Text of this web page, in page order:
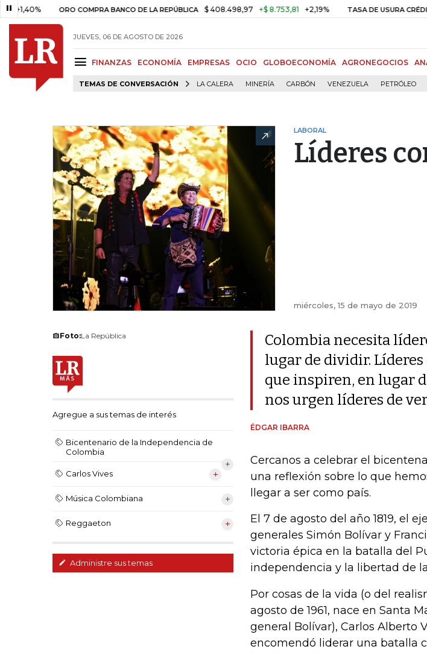
ORO COMPRA BANCO DE LA REPÚBLICA $ 408.498,97 +$ 8.753,81 +2,19% TASA DE USURA CRÉDITO
JUEVES, 06 DE AGOSTO DE 2026
FINANZAS ECONOMÍA EMPRESAS OCIO GLOBOECONOMÍA AGRONEGOCIOS
TEMAS DE CONVERSACIÓN LA CALERA MINERÍA CARBÓN VENEZUELA PETRÓLEO
LABORAL
Líderes
miércoles, 15 de mayo de 2019
Foto:La República
Agregue a sus temas de interés
Bicentenario de la Independencia de
Colombia
Carlos Vives
Música Colombiana
Reggaeton
Administre sus temas
Colombia necesita
lugar de dividir.
que inspiren, en lugar
nos urgen líderes de
ÉDGAR IBARRA
Cercanos a celebrar el
una reflexión sobre lo que
llegar a ser como país.
El 7 de agosto del año 1819, el
generales Simón Bolívar y
victoria épica en la batalla del
independencia y la libertad de
Por cosas de la vida (o del
agosto de 1961, nace en Santa
general Bolívar), Carlos Alberto
encomendó liderar una batalla